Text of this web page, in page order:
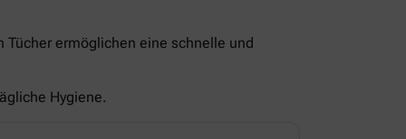
ermöglichen eine schnelle und
Hygiene.